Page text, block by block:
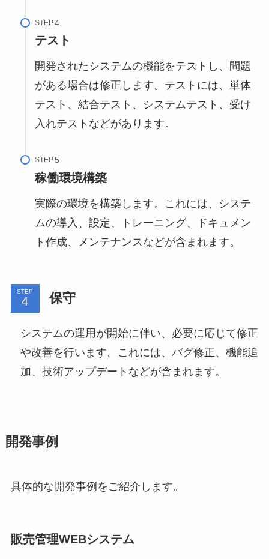
STEP
テスト
開発されたシステムの機能をテストし、問題
がある場合は修正します。テストには、単体
テスト、結合テスト、システムテスト、受け
入れテストなどがあります。
STEP
稼働環境構築
実際の環境を構築します。これには、システ
ムの導入、設定、トレーニング、ドキュメン
ト作成、メンテナンスなどが含まれます。
STEP 保守
システムの運用が開始に伴い、必要に応じて修正
や改善を行います。これには、バグ修正、機能追
加、技術アップデートなどが含まれます。
開発事例
具体的な開発事例をご紹介します。
販売管理WEBシステム